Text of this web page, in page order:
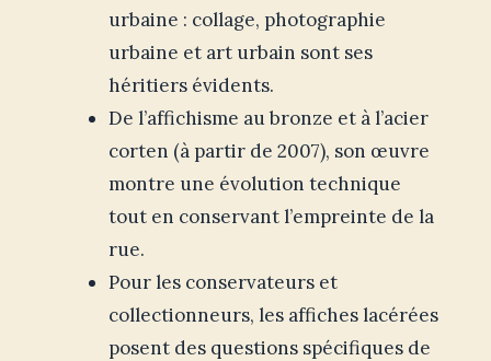
urbaine : collage, photographie
urbaine et art urbain sont ses
héritiers évidents.
De l’affichisme au bronze et à l’acier
corten (à partir de 2007), son œuvre
montre une évolution technique
tout en conservant l’empreinte de la
rue.
Pour les conservateurs et
collectionneurs, les affiches lacérées
posent des questions spécifiques de